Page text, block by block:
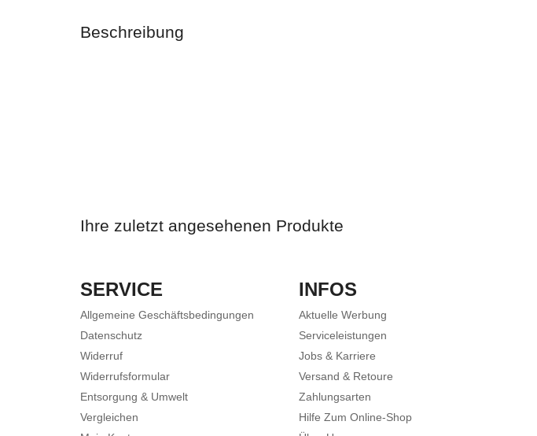
Beschreibung
Ihre zuletzt angesehenen Produkte
SERVICE
Allgemeine Geschäftsbedingungen
Datenschutz
Widerruf
Widerrufsformular
Entsorgung & Umwelt
Vergleichen
INFOS
Aktuelle Werbung
Serviceleistungen
Jobs & Karriere
Versand & Retoure
Zahlungsarten
Hilfe Zum Online-Shop